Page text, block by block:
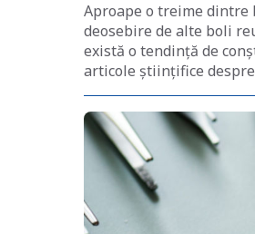
Aproape o treime dintre
deosebire de alte boli
există o tendință de
articole științifice